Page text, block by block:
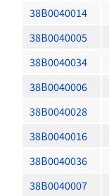
38B0040014
38B0040005
38B0040034
38B0040006
38B0040028
38B0040016
38B0040036
38B0040007